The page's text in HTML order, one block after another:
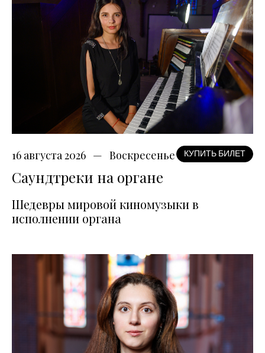
16 августа 2026 Воскресенье КУПИТЬ БИЛЕТ
Саундтреки на органе
Шедевры мировой киномузыки в
исполнении органа